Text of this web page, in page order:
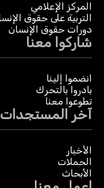
المركز الإعلامي
التربية على حقوق
دورات حقوق الإنسان
شاركوا معنا
انضموا إلينا
بادروا بالتحرك
تطوعوا معنا
آخر المستجدات
الأخبار
الحملات
الأبحاث